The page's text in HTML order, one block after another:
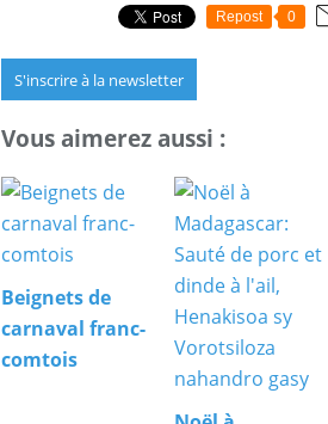
Repost 0
S'inscrire à la newsletter
Vous aimerez aussi :
Beignets de
carnaval franc-
comtois